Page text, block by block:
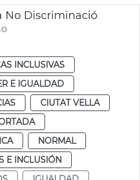
No Discriminació
INCLUSIVAS
E IGUALDAD
CIUTAT VELLA
NORMAL
E INCLUSIÓN